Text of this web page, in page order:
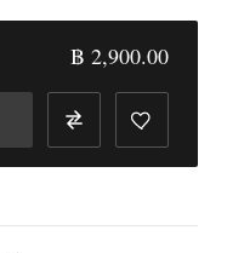
฿ 2,900.00